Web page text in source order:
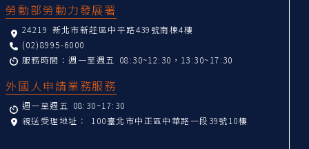
勞動部勞動力發展署
24219 新北市新莊區中平路439號南棟4樓
(02)8995-6000
服務時間：週一至週五 08:30~12:30，13:30~17:30
外國人申請業務服務
週一至週五 08:30~17:30
親送受理地址： 100臺北市中正區中華路一段39號10樓